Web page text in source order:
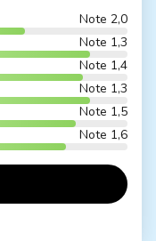
Note 2,0
Note 1,3
Note 1,4
Note 1,3
Note 1,5
Note 1,6